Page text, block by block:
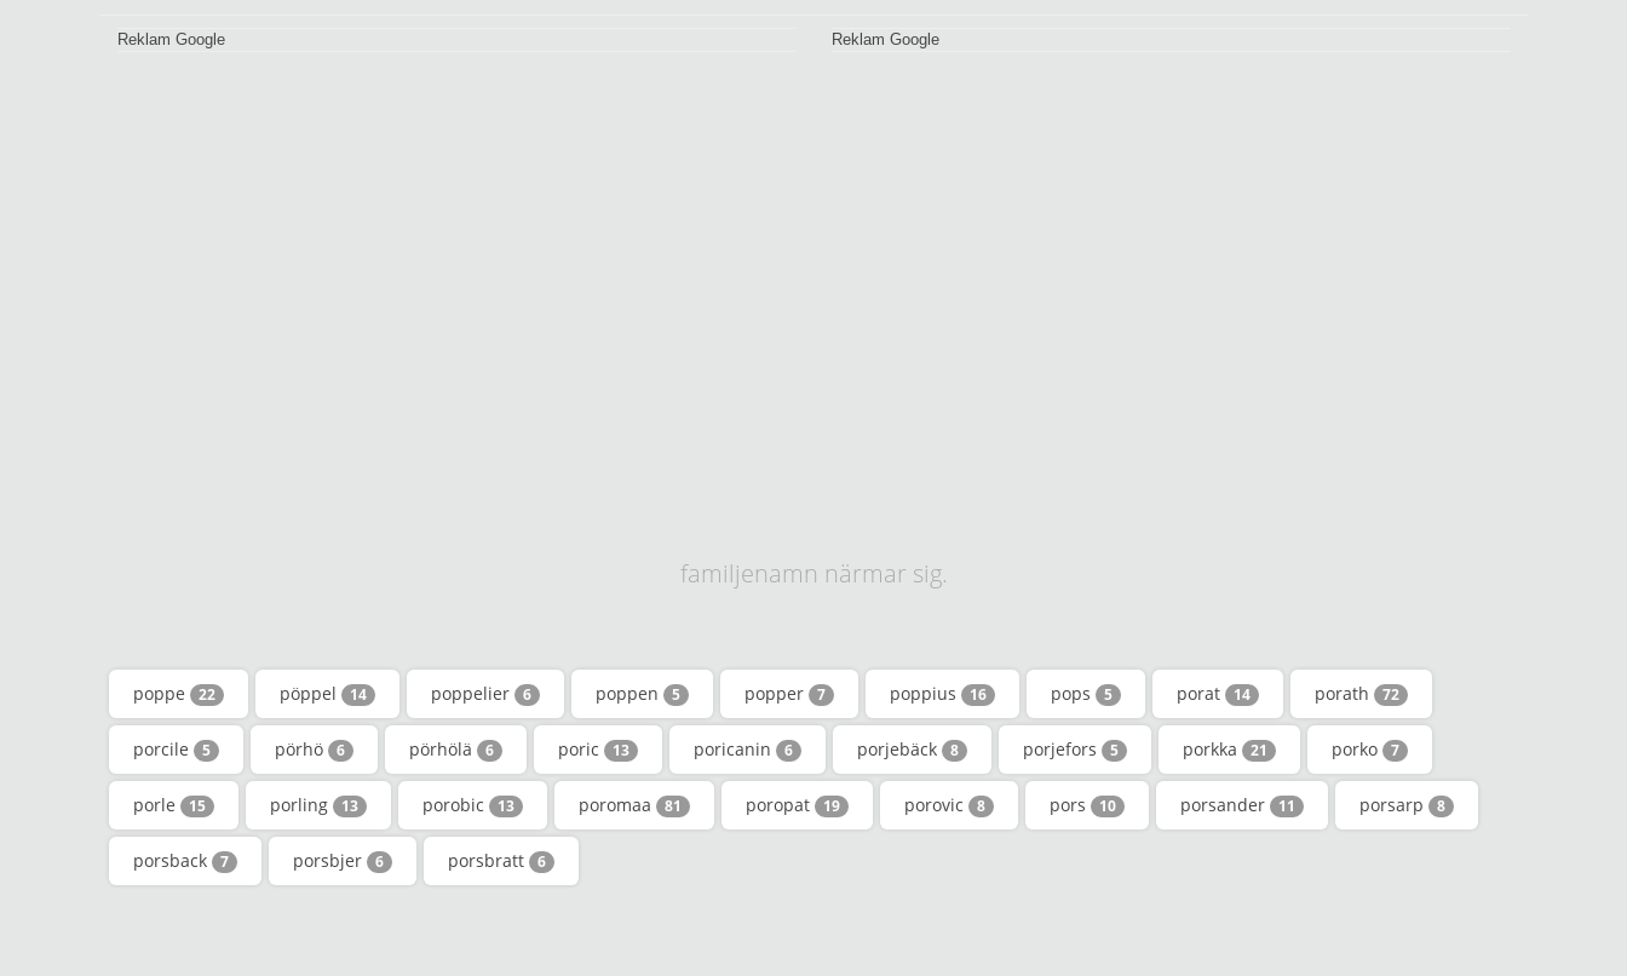
Reklam Google Reklam Google
familjenamn närmar sig.
poppe 22 pöppel 14 poppelier 6 poppen 5 popper 7 poppius 16 pops 5 porat 14 porath 72
porcile 5 pörhö 6 pörhölä 6 poric 13 poricanin 6 porjebäck 8 porjefors 5 porkka 21 porko 7
porle 15 porling 13 porobic 13 poromaa 81 poropat 19 porovic 8 pors 10 porsander 11 porsarp 8
porsback 7 porsbjer 6 porsbratt 6